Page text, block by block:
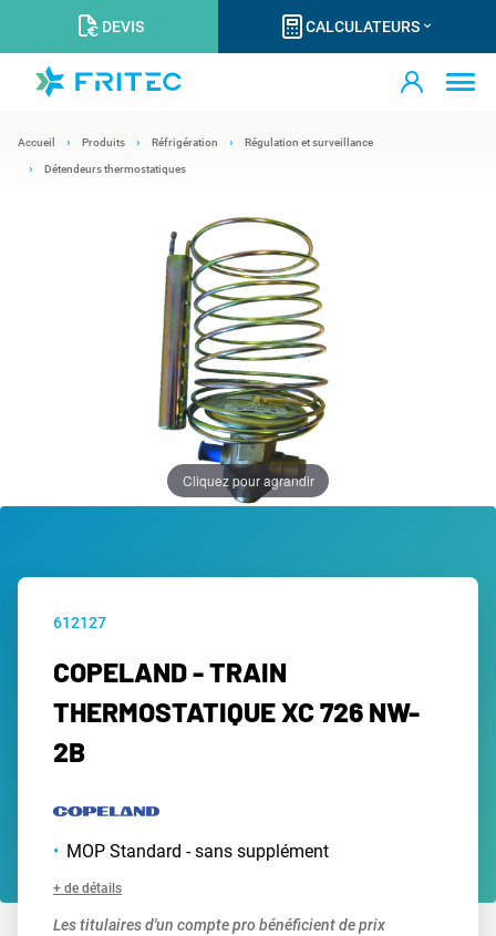
DEVIS CALCULATEURS
Accueil Produits Réfrigération Régulation et surveillance
Détendeurs thermostatiques
Cliquez pour agrandir
612127
COPELAND - TRAIN
THERMOSTATIQUE XC 726 NW-
2B
MOP Standard - sans supplément
+ de détails
Les titulaires d'un compte pro bénéficient de prix